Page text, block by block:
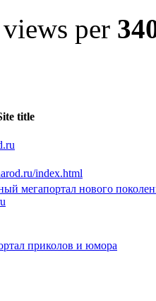
per
title
index.html
мегапортал нового
приколов и юмора